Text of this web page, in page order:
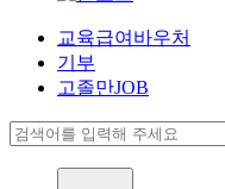
교육급여바우처
기부
고졸만JOB